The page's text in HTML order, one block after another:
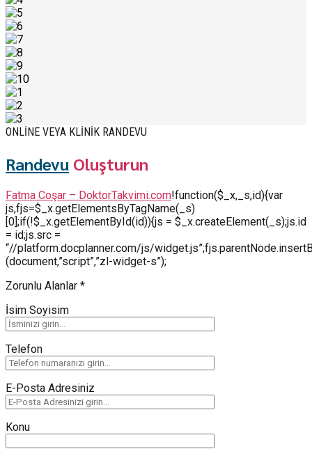
ONLİNE VEYA KLİNİK RANDEVU
Randevu Oluşturun
Fatma Coşar – DoktorTakvimi.com!function($_x,_s,id){var
js,fjs=$_x.getElementsByTagName(_s)
[0];if(!$_x.getElementById(id)){js = $_x.createElement(_s);js.id
= id;js.src =
“//platform.docplanner.com/js/
(document,”script”,”zl-widget-s”);
Zorunlu Alanlar *
İsim Soyisim
Telefon
E-Posta Adresiniz
Konu